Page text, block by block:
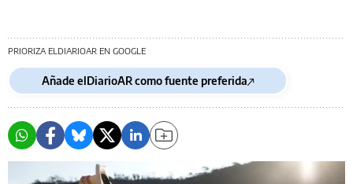
PRIORIZA ELDIARIOAR EN GOOGLE
Añade elDiarioAR como fuente preferida